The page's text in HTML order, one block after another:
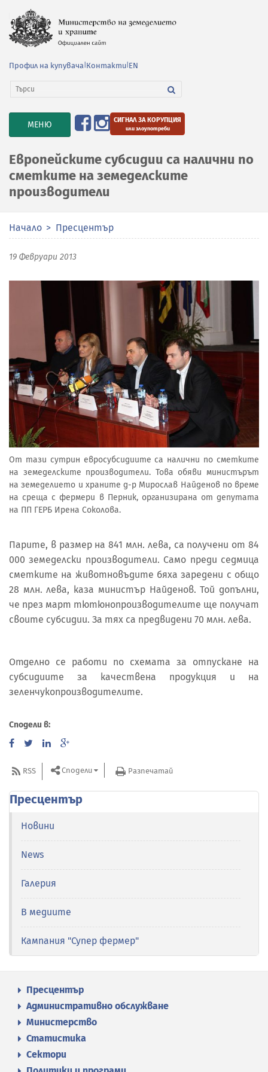
Профил на купувача Контакти EN
TOGGLE
NAVIGATION
МЕНЮ СИГНАЛ ЗА КОРУПЦИЯ
или злоупотреби
Европейските субсидии са налични по
сметките на земеделските
производители
Начало Пресцентър
19 Февруари 2013
От тази сутрин евросубсидиите са налични по сметките
на земеделските производители. Това обяви министърът
на земеделието и храните д-р Мирослав Найденов по време
на среща с фермери в Перник, организирана от депутата
на ПП ГЕРБ Ирена Соколова.
Парите, в размер на 841 млн. лева, са получени от 84
000 земеделски производители. Само преди седмица
сметките на животновъдите бяха заредени с общо
28 млн. лева, каза министър Найденов. Той допълни,
че през март тютюнопроизводителите ще получат
своите субсидии. За тях са предвидени 70 млн. лева.
Отделно се работи по схемата за отпускане на
субсидиите за качествена продукция и на
зеленчукопроизводителите.
Сподели в:
RSS Сподели Разпечатай
Пресцентър
Новини
News
Галерия
В медиите
Кампания "Супер фермер"
Пресцентър
Административно обслужване
Министерство
Статистика
Сектори